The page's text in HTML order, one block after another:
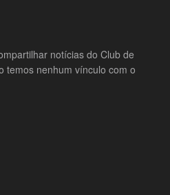
notícias do Club de
temos nenhum vínculo com o